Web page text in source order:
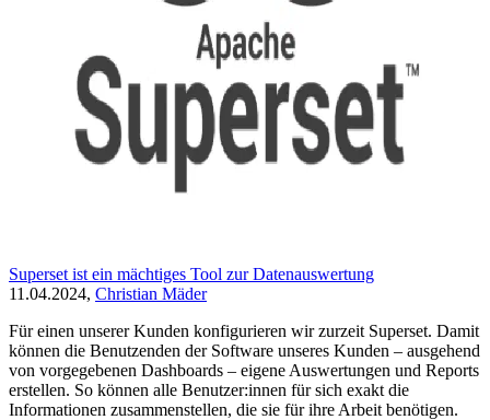
Superset ist ein mächtiges Tool zur Datenauswertung
11.04.2024, Christian Mäder
Für einen unserer Kunden konfigurieren wir zurzeit Superset. Damit
können die Benutzenden der Software unseres Kunden – ausgehend
von vorgegebenen Dashboards – eigene Auswertungen und Reports
erstellen. So können alle Benutzer:innen für sich exakt die
Informationen zusammenstellen, die sie für ihre Arbeit benötigen.